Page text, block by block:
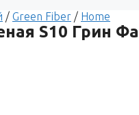
/ Green Fiber / Home
S10 Грин